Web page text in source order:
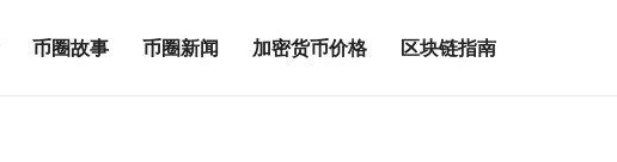
币圈故事 币圈新闻 加密货币价格 区块链指南